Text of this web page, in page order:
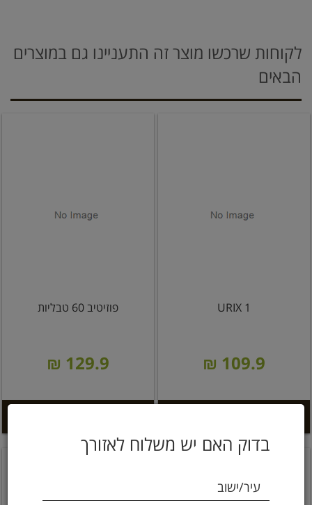
בדוק האם יש משלוח לאזורך
עיר/ישוב
לקוחות שרכשו מוצר זה התעניינו גם במוצרים
הבאים
URIX 1
109.9 ₪
פוזיטיב 60 טבליות
129.9 ₪